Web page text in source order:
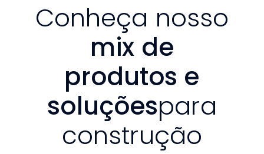
Conheça nosso
mix de
produtos e
soluçõespara
construção